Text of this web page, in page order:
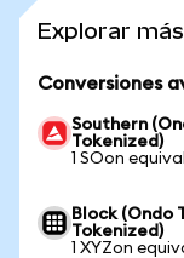
Explorar
Conversiones
Southern
Tokenized)
1 SOon
Block (Ondo
Tokenized)
1 XYZon